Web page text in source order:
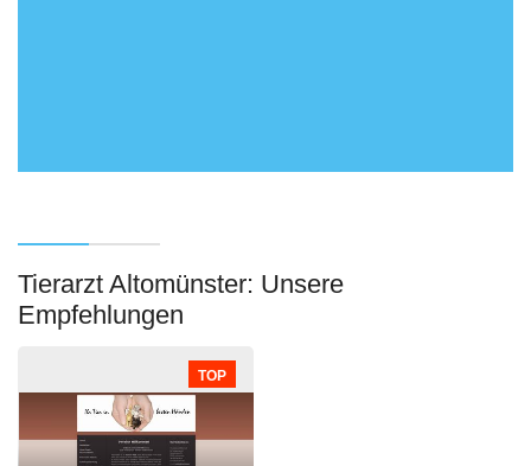
Tierarzt Altomünster: Unsere
Empfehlungen
TOP